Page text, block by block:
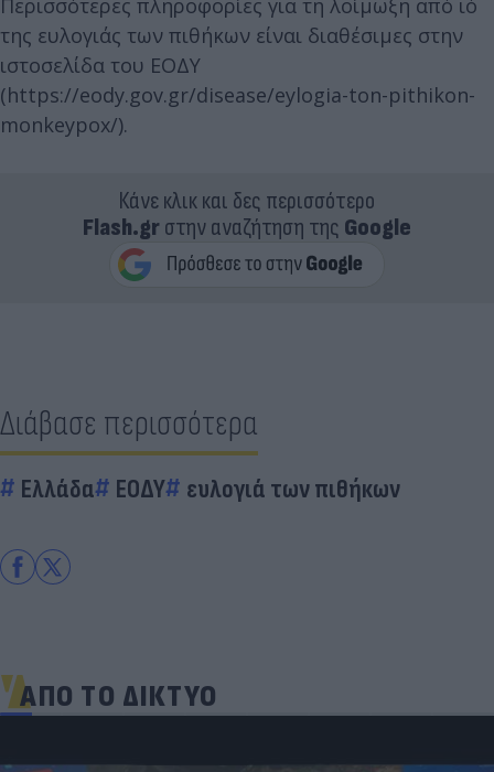
Περισσότερες πληροφορίες για τη λοίμωξη από ιό
της ευλογιάς των πιθήκων είναι διαθέσιμες στην
ιστοσελίδα του ΕΟΔΥ
(https://eody.gov.gr/disease/eylogia-ton-pithikon-
monkeypox/).
Κάνε κλικ και δες περισσότερο
Flash.grστην αναζήτηση της Google
Διάβασε περισσότερα
Ελλάδα ΕΟΔΥ ευλογιά των πιθήκων
ΑΠΟ ΤΟ ΔΙΚΤΥΟ